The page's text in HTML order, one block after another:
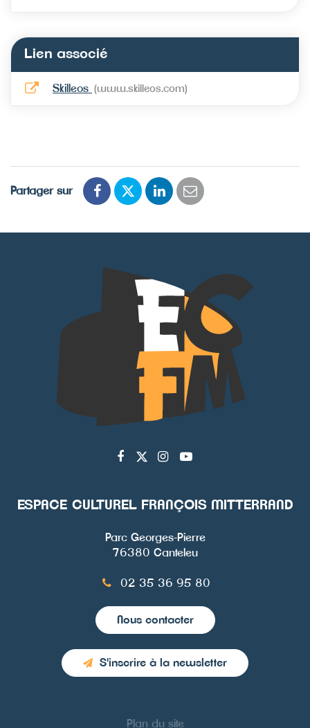
Lien associé
Skilleos www.skilleos.com
Partager sur
PartagerPartagerPartagerPartager
Lien
le
Facebook
Lien
le
compte
Twitter
Lien
le
compte
Instagram
Lien
la
Youtube
ESPACE CULTUREL FRANÇOIS MITTERRAND
Parc Georges-Pierre
76380 Canteleu
02 35 36 95 80
Nous contacter
S'inscrire à la newsletter
Plan du site